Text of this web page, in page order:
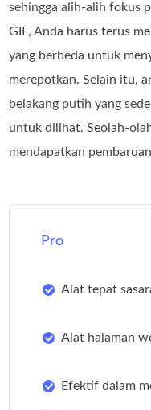
sehingga alih‑alih fokus
GIF, Anda harus terus
yang berbeda untuk
merepotkan. Selain itu,
belakang putih yang
untuk dilihat.
mendapatkan
Pro
Alat tepat
Alat halaman
Efektif dalam